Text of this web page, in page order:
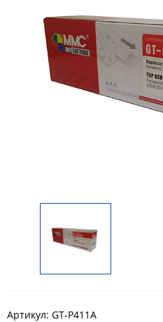
Артикул: GT-P411A